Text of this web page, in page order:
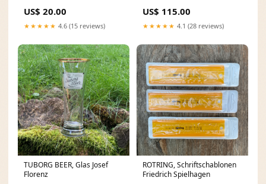
US$ 20.00
★★★★★ 4.6 (15 reviews)
US$ 115.00
★★★★★ 4.1 (28 reviews)
TUBORG BEER, Glas Josef
Florenz
ROTRING, Schriftschablonen
Friedrich Spielhagen